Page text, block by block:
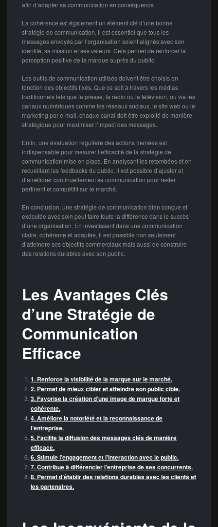
afin d’adapter sa communication en conséquence.
La cohérence est également un élément clé d’une bonne
stratégie de communication. Il est essentiel que tous les
messages envoyés par l’organisation soient alignés avec son
identité, sa mission et ses valeurs. Cela permet de renforcer la
perception positive de la marque auprès du public.
Les outils de communication utilisés doivent être choisis en
fonction des objectifs fixés. Que ce soit à travers les médias
traditionnels tels que la presse, la radio ou la télévision, ou via les
canaux numériques comme les réseaux sociaux, le site web ou le
marketing par e-mail, chaque canal doit être exploité de manière
stratégique pour maximiser l’impact des messages.
Enfin, une évaluation régulière des actions menées est
indispensable pour mesurer l’efficacité de la stratégie de
communication mise en place. En analysant les retombées et en
recueillant les feedbacks du public, il est possible d’ajuster et
d’améliorer continuellement sa communication pour rester
pertinent et compétitif sur le marché.
En conclusion, une stratégie de communication bien conçue et
exécutée avec soin peut faire toute la différence dans le succès
d’une organisation. En investissant dans une communication
claire, cohérente et adaptée, il est possible non seulement
d’atteindre ses objectifs commerciaux mais aussi de construire
des relations durables avec son public.
Les Avantages Clés
d’une Stratégie de
Communication
Efficace
1. Renforce la visibilité de la marque sur le marché.
2. Permet de mieux cibler et atteindre son public cible.
3. Favorise la création d’une image de marque forte et
cohérente.
4. Améliore la notoriété et la reconnaissance de
l’entreprise.
5. Facilite la diffusion des messages clés de manière
efficace.
6. Stimule l’engagement et l’interaction avec le public.
7. Contribue à différencier l’entreprise de ses concurrents.
8. Permet d’établir des relations durables avec les clients et
les partenaires.